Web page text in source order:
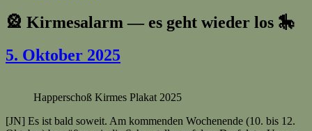
🎡 Kirmesalarm — es geht wieder los 🎠
5. Oktober 2025
Happerschoß Kirmes Plakat 2025
[JN] Es ist bald soweit. Am kommenden Wochenende (10. bis 12.